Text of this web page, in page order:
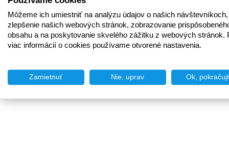
Môžeme ich umiestniť na analýzu údajov o našich
zlepšenie našich webových stránok, zobrazovanie
obsahu a na poskytovanie skvelého zážitku z webových stránok.
viac informácií o cookies používame otvorené nastavenia.
Zamietnuť Nie, uprav Ok,